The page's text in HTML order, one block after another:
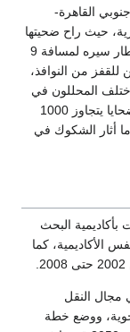
70 كم جنوبي القاهرة-
حيث راح ضحيتها
أكثر من ثلاثمائة وخمسين مسافرا بعد أن تابع القطار سيره لمسافة 9
من النوافذ،
المحللون في
عدد الضحايا حيث ذكرت بعض المصادر أن عدد الضحايا يتجاوز 1000
أثار الشكوك في
البحث
الأكاديمية، كما
مجال النقل
ووضع خطة